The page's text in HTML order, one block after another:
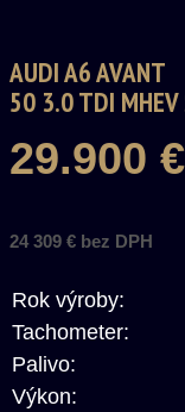
AUDI A6 AVANT
50 3.0 TDI MHEV
29.900 €
24 309 € bez DPH
Rok výroby:
Tachometer:
Palivo:
Výkon: